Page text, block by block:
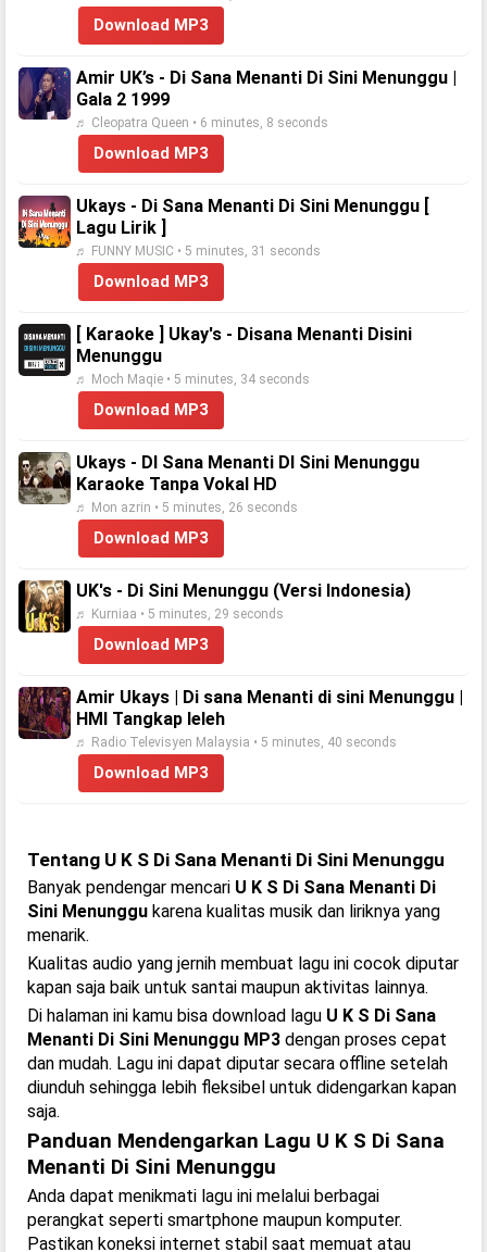
Download MP3
Amir UK’s - Di Sana Menanti Di Sini Menunggu |
Gala 2 1999
♬ Cleopatra Queen • 6 minutes, 8 seconds
Download MP3
Ukays - Di Sana Menanti Di Sini Menunggu [
Lagu Lirik ]
♬ FUNNY MUSIC • 5 minutes, 31 seconds
Download MP3
[ Karaoke ] Ukay's - Disana Menanti Disini
Menunggu
♬ Moch Maqie • 5 minutes, 34 seconds
Download MP3
Ukays - DI Sana Menanti DI Sini Menunggu
Karaoke Tanpa Vokal HD
♬ Mon azrin • 5 minutes, 26 seconds
Download MP3
UK's - Di Sini Menunggu (Versi Indonesia)
♬ Kurniaa • 5 minutes, 29 seconds
Download MP3
Amir Ukays | Di sana Menanti di sini Menunggu |
HMI Tangkap leleh
♬ Radio Televisyen Malaysia • 5 minutes, 40 seconds
Download MP3
Tentang U K S Di Sana Menanti Di Sini Menunggu
Banyak pendengar mencari U K S Di Sana Menanti Di
Sini Menunggu karena kualitas musik dan liriknya yang
menarik.
Kualitas audio yang jernih membuat lagu ini cocok diputar
kapan saja baik untuk santai maupun aktivitas lainnya.
Di halaman ini kamu bisa download lagu U K S Di Sana
Menanti Di Sini Menunggu MP3 dengan proses cepat
dan mudah. Lagu ini dapat diputar secara offline setelah
diunduh sehingga lebih fleksibel untuk didengarkan kapan
saja.
Panduan Mendengarkan Lagu U K S Di Sana
Menanti Di Sini Menunggu
Anda dapat menikmati lagu ini melalui berbagai
perangkat seperti smartphone maupun komputer.
Pastikan koneksi internet stabil saat memuat atau